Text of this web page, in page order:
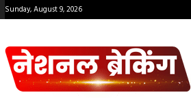
Sunday, August 9, 2026